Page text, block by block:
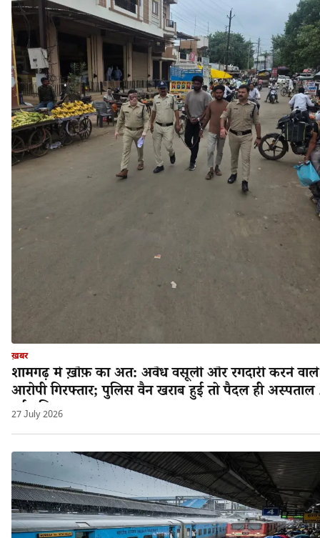
ख़बर
शामगढ़ में ख़ौफ़ का अंत: अवैध वसूली और रंगदारी करने
आरोपी गिरफ्तार; पुलिस वैन खराब हुई तो पैदल ही
गई पुलिस!
27 July 2026